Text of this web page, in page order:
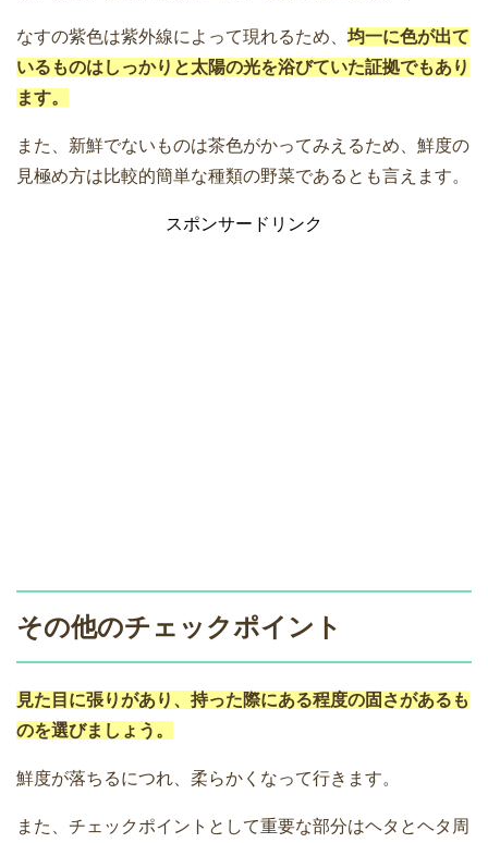
なすの紫色は紫外線によって現れるため、 均一に色が出て
いるものはしっかりと太陽の光を浴びていた証拠でもあり
ます。
また、新鮮でないものは茶色がかってみえるため、鮮度の
見極め方は比較的簡単な種類の野菜であるとも言えます。
スポンサードリンク
その他のチェックポイント
見た目に張りがあり、持った際にある程度の固さがあるも
のを選びましょう。
鮮度が落ちるにつれ、柔らかくなって行きます。
また、チェックポイントとして重要な部分はヘタとヘタ周